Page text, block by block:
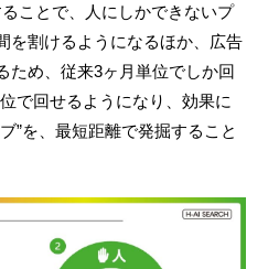
ことで、人にしかできないプ
を割けるようになるほか、広告
ため、従来3ヶ月単位でしか回
で回せるようになり、効果に
”を、最短距離で発掘すること